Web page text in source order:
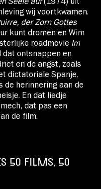
wij voortkwamen.
der Zorn Gottes
kunt dromen en Wim
roadmovie Im
ontsnappen en
en de angst, zoals
dictatoriale Spanje,
de herinnering aan de
En dat liedje
dat pas een
de film.
50 FILMS, 50